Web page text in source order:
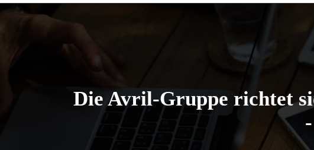
Die Avril-Gruppe richtet